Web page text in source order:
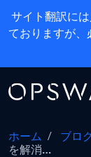
サイト翻訳に
ておりますが、
ホーム / ブロ
を解消…